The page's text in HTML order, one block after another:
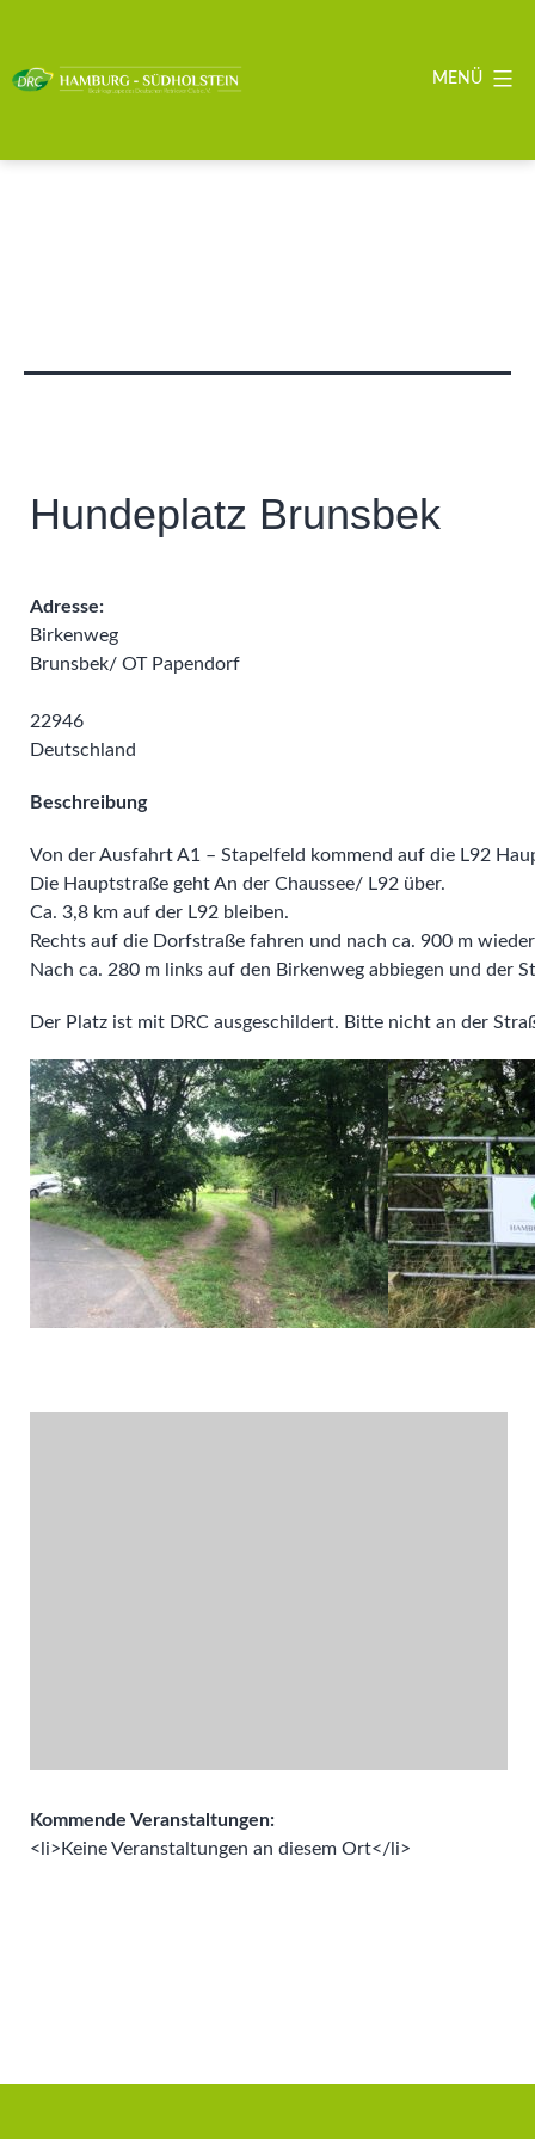
springen
MENÜ
Hundeplatz Brunsbek
Adresse:
Birkenweg
Brunsbek/ OT Papendorf
22946
Deutschland
Beschreibung
Von der Ausfahrt A1 – Stapelfeld kommend auf die L92
Die Hauptstraße geht An der Chaussee/ L92 über.
Ca. 3,8 km auf der L92 bleiben.
Rechts auf die Dorfstraße fahren und nach ca. 900 m
Nach ca. 280 m links auf den Birkenweg abbiegen und der
Der Platz ist mit DRC ausgeschildert. Bitte nicht an der
Kommende Veranstaltungen:
<li>Keine Veranstaltungen an diesem Ort</li>